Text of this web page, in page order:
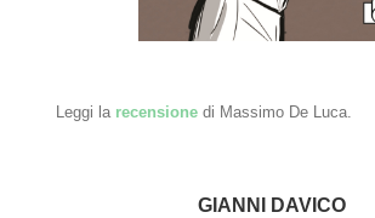
Leggi la recensione di Massimo De Luca.
GIANNI DAVICO